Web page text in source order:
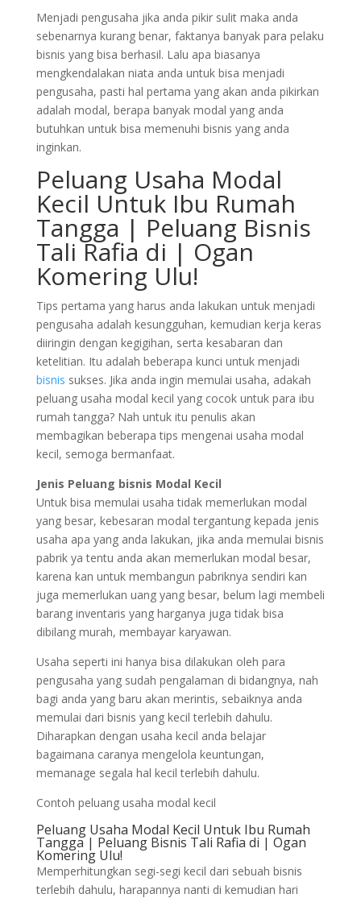
Menjadi pengusaha jika anda pikir sulit maka anda
sebenarnya kurang benar, faktanya banyak para pelaku
bisnis yang bisa berhasil. Lalu apa biasanya
mengkendalakan niata anda untuk bisa menjadi
pengusaha, pasti hal pertama yang akan anda pikirkan
adalah modal, berapa banyak modal yang anda
butuhkan untuk bisa memenuhi bisnis yang anda
inginkan.
Peluang Usaha Modal
Kecil Untuk Ibu Rumah
Tangga | Peluang Bisnis
Tali Rafia di | Ogan
Komering Ulu!
Tips pertama yang harus anda lakukan untuk menjadi
pengusaha adalah kesungguhan, kemudian kerja keras
diiringin dengan kegigihan, serta kesabaran dan
ketelitian. Itu adalah beberapa kunci untuk menjadi
bisnis sukses. Jika anda ingin memulai usaha, adakah
peluang usaha modal kecil yang cocok untuk para ibu
rumah tangga? Nah untuk itu penulis akan
membagikan beberapa tips mengenai usaha modal
kecil, semoga bermanfaat.
Jenis Peluang bisnis Modal Kecil
Untuk bisa memulai usaha tidak memerlukan modal
yang besar, kebesaran modal tergantung kepada jenis
usaha apa yang anda lakukan, jika anda memulai bisnis
pabrik ya tentu anda akan memerlukan modal besar,
karena kan untuk membangun pabriknya sendiri kan
juga memerlukan uang yang besar, belum lagi membeli
barang inventaris yang harganya juga tidak bisa
dibilang murah, membayar karyawan.
Usaha seperti ini hanya bisa dilakukan oleh para
pengusaha yang sudah pengalaman di bidangnya, nah
bagi anda yang baru akan merintis, sebaiknya anda
memulai dari bisnis yang kecil terlebih dahulu.
Diharapkan dengan usaha kecil anda belajar
bagaimana caranya mengelola keuntungan,
memanage segala hal kecil terlebih dahulu.
Contoh peluang usaha modal kecil
Peluang Usaha Modal Kecil Untuk Ibu Rumah
Tangga | Peluang Bisnis Tali Rafia di | Ogan
Komering Ulu!
Memperhitungkan segi-segi kecil dari sebuah bisnis
terlebih dahulu, harapannya nanti di kemudian hari